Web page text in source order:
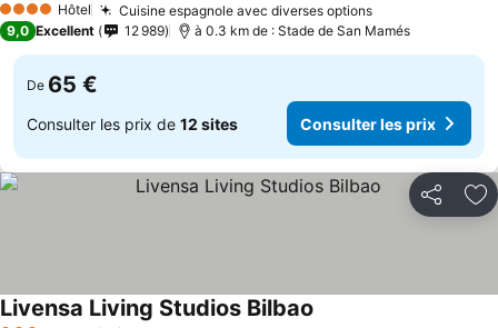
4 Étoiles Hôtel Cuisine espagnole avec diverses options
9,0 Excellent 12 989 à 0.3 km de : Stade de San Mamés
De 65 €
Consulter les prix de 12 sites Consulter les prix
Partager
Livensa Living Studios Bilbao